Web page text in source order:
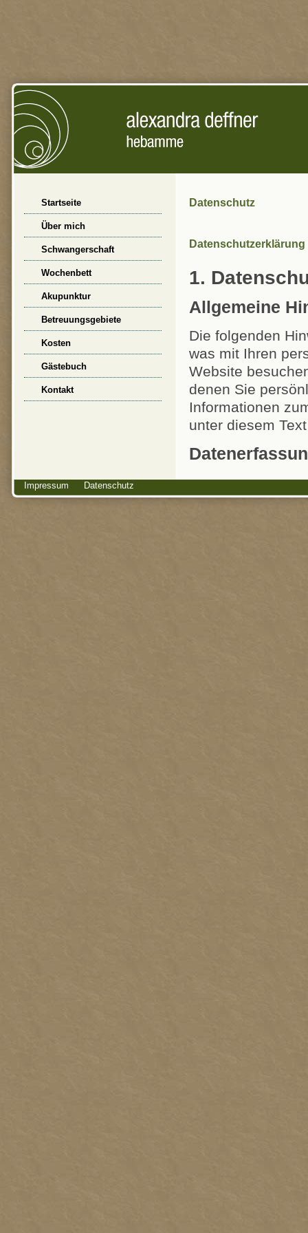
Startseite
Über mich
Schwangerschaft
Wochenbett
Akupunktur
Betreuungsgebiete
Kosten
Gästebuch
Kontakt
Datenschutz
Impressum - Datenschutz